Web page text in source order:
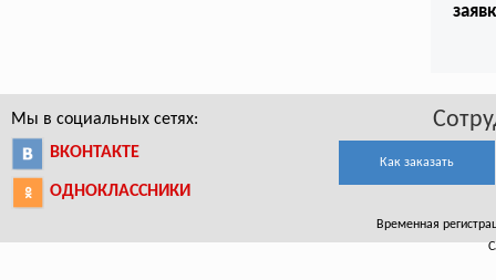
Мы в социальных сетях:
ВКОНТАКТЕ
ОДНОКЛАССНИКИ
Как заказать
Временная